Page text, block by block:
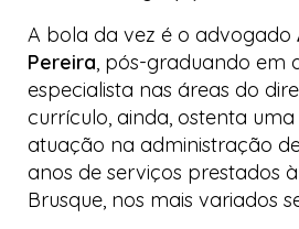
A bola da vez é o advogado
Pereira, pós-graduando em
especialista nas áreas do
currículo, ainda, ostenta
atuação na administração
anos de serviços prestados
Brusque, nos mais variados